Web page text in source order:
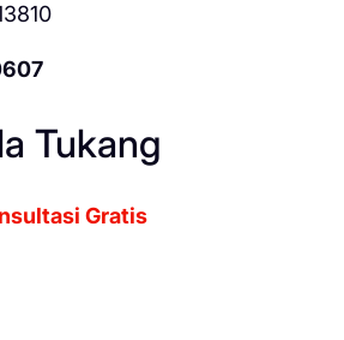
Tukang
Gratis